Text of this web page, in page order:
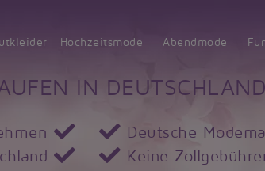
Hochzeitsmode Abendmode
IN
Deutsche
Keine